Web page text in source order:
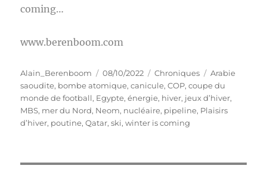
coming…
www.berenboom.com
Auteur
Alain_Berenboom
Publié
le
08/10/2022 Catégories
Chroniques Étiquettes
Arabie
saoudite, bombe atomique,canicule,COP,coupe du
monde de football, Egypte,énergie, hiver, jeux d’hiver,
MBS, mer du Nord, Neom, nucléaire, pipeline, Plaisirs
d’hiver, poutine,Qatar,ski,winter is coming